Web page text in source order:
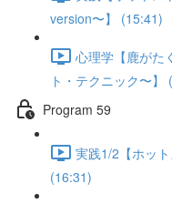
version〜】 (15:41)
心理学【鹿がた
ト・テクニック〜】
Program 59
実践1/2【ホッ
(16:31)